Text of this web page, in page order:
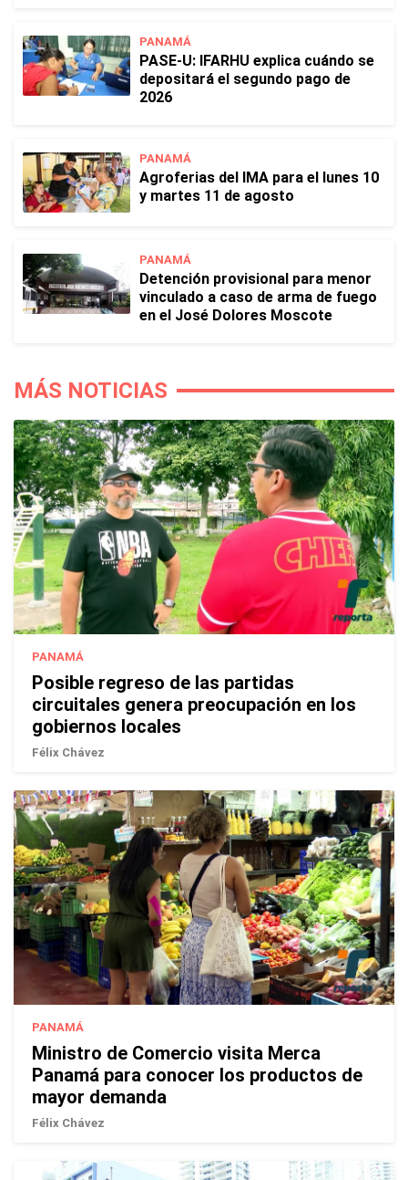
PANAMÁ
PASE-U: IFARHU explica cuándo se
depositará el segundo pago de
2026
PANAMÁ
Agroferias del IMA para el lunes 10
y martes 11 de agosto
PANAMÁ
Detención provisional para menor
vinculado a caso de arma de fuego
en el José Dolores Moscote
MÁS NOTICIAS
PANAMÁ
Posible regreso de las partidas
circuitales genera preocupación en los
gobiernos locales
Félix Chávez
PANAMÁ
Ministro de Comercio visita Merca
Panamá para conocer los productos de
mayor demanda
Félix Chávez